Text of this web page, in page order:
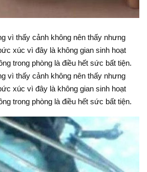
vì thấy cảnh không nên thấy nhưng
xúc vì đây là không gian sinh hoạt
trong phòng là điều hết sức bất tiện.
vì thấy cảnh không nên thấy nhưng
xúc vì đây là không gian sinh hoạt
trong phòng là điều hết sức bất tiện.